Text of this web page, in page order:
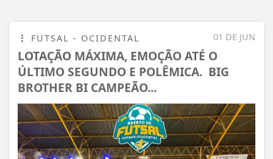
01 DE JUN
FUTSAL - OCIDENTAL
LOTAÇÃO MÁXIMA, EMOÇÃO ATÉ O
ÚLTIMO SEGUNDO E POLÊMICA. BIG
BROTHER BI CAMPEÃO...